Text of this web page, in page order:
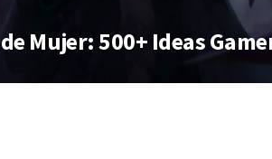
Mujer: 500+ Ideas